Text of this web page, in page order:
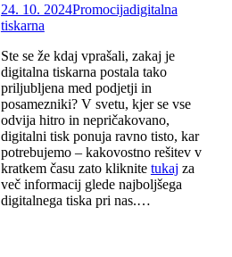
24. 10. 2024Promocijadigitalna
tiskarna
Ste se že kdaj vprašali, zakaj je
digitalna tiskarna postala tako
priljubljena med podjetji in
posamezniki? V svetu, kjer se vse
odvija hitro in nepričakovano,
digitalni tisk ponuja ravno tisto, kar
potrebujemo – kakovostno rešitev v
kratkem času zato kliknite tukaj za
več informacij glede najboljšega
digitalnega tiska pri nas.…